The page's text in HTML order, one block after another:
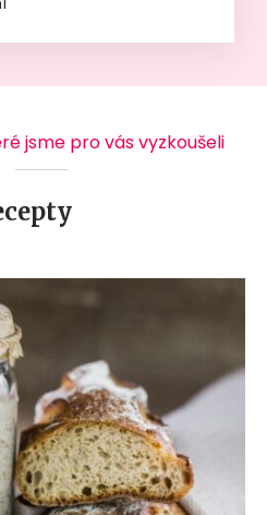
jsme pro vás vyzkoušeli